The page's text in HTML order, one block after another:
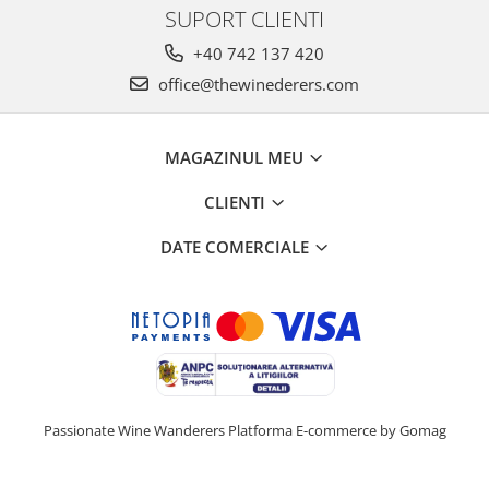
SUPORT CLIENTI
+40 742 137 420
office@thewinederers.com
MAGAZINUL MEU
CLIENTI
DATE COMERCIALE
Passionate Wine Wanderers Platforma E-commerce by Gomag